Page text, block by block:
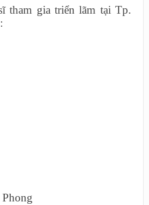
tham gia triển lãm tại Tp.